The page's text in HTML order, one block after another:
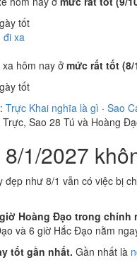
tốt
đi xa
hôm nay ở mức rất tốt (8/
tốt
Trực Khai nghĩa là gì · Sao
Sao 28 Tú và Hoàng
1/2027
đẹp như 8/1 vẫn có việc bị
Hoàng Đạo trong chính
và 6 giờ Hắc Đạo nằm
tốt gần nhất. Gần nhất là